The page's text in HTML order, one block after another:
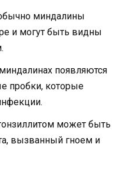
миндалины
и могут быть видны
появляются
пробки, которые
может быть
вызванный гноем и